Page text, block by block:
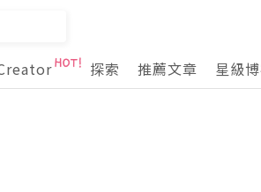
探索 推薦文章 星級